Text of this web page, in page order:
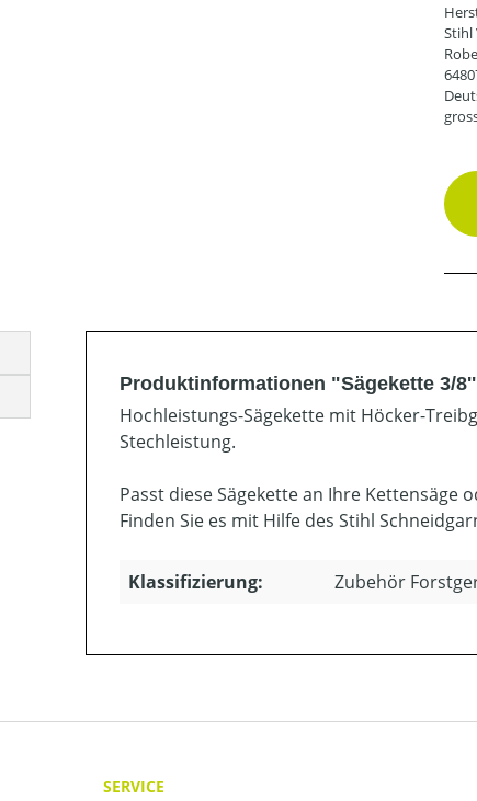
Stihl
Produktinformationen "Sägekette 3/
Hochleistungs-Sägekette mit Höcker-
Stechleistung.
Passt diese Sägekette an Ihre Kettensäge
Finden Sie es mit Hilfe des Stihl
Klassifizierung: Zubehör
SERVICE